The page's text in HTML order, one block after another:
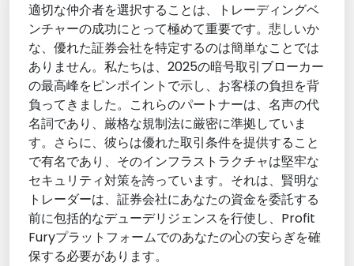
適切な仲介者を選択することは、トレーディングベ
ンチャーの成功にとって極めて重要です。悲しいか
な、優れた証券会社を特定するのは簡単なことでは
ありません。私たちは、2025の暗号取引ブローカー
の最高峰をピンポイントで示し、お客様の負担を背
負ってきました。これらのパートナーは、名声の代
名詞であり、厳格な規制法に厳密に準拠していま
す。さらに、彼らは優れた取引条件を提供すること
で有名であり、そのインフラストラクチャは堅牢な
セキュリティ対策を誇っています。それは、賢明な
トレーダーは、証券会社にあなたの資金を委託する
前に包括的なデューデリジェンスを行使し、Profit
Furyプラットフォームでのあなたの心の安らぎを確
保する必要があります。